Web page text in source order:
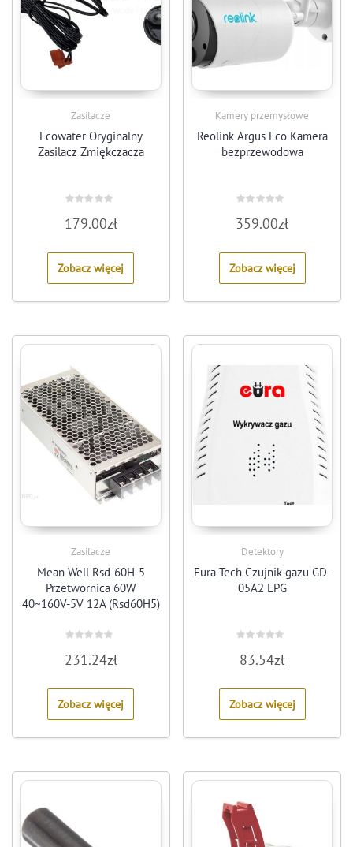
Zasilacze
Ecowater Oryginalny
Zasilacz Zmiękczacza
0
out
5
179.00zł
Zobacz więcej
Kamery przemysłowe
Reolink Argus Eco Kamera
bezprzewodowa
0
out
5
359.00zł
Zobacz więcej
Zasilacze
Mean Well Rsd-60H-5
Przetwornica 60W
40~160V-5V 12A (Rsd60H5)
0
out
5
231.24zł
Zobacz więcej
Detektory
Eura-Tech Czujnik gazu GD-
05A2 LPG
0
out
5
83.54zł
Zobacz więcej